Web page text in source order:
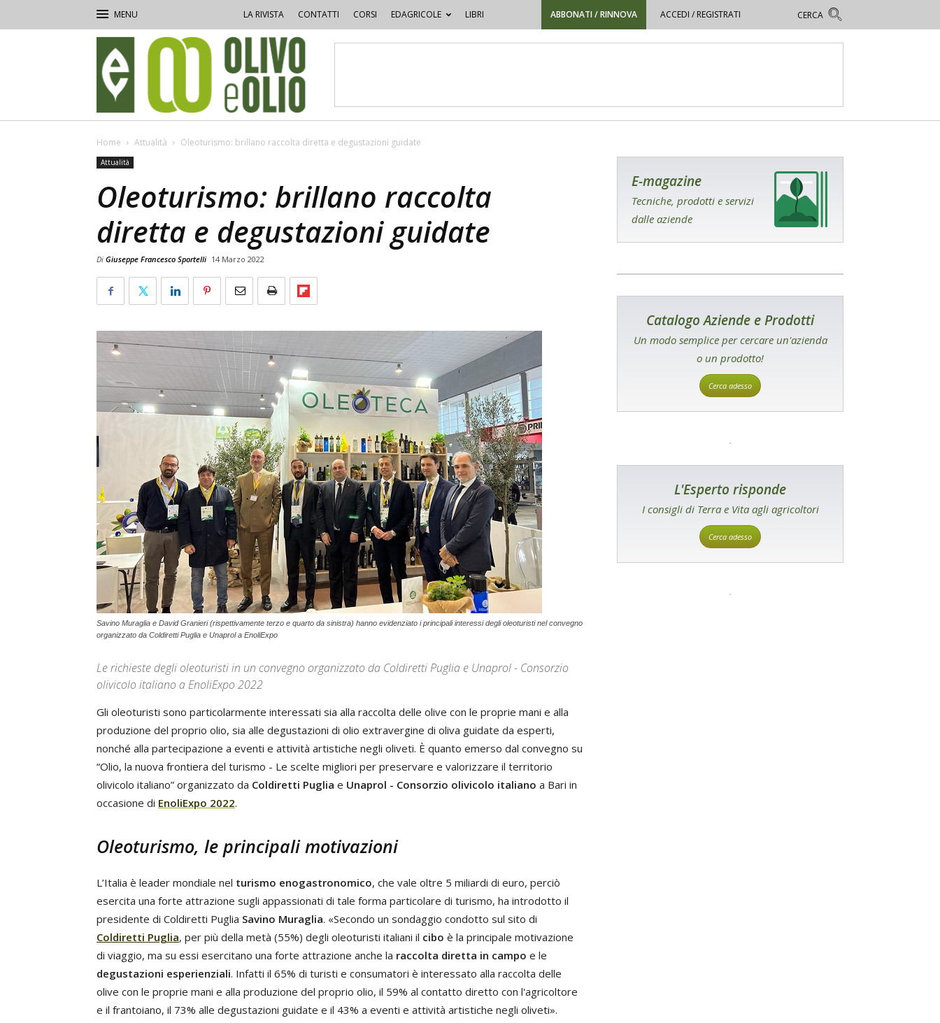
LA RIVISTA CONTATTI CORSI EDAGRICOLE LIBRI ABBONATI / RINNOVA ACCEDI / REGISTRATI
e
Olio
Home Attualità Oleoturismo: brillano raccolta diretta e degustazioni guidate
Attualità
Oleoturismo: brillano raccolta
diretta e degustazioni guidate
Di Giuseppe Francesco Sportelli 14 Marzo 2022
Savino Muraglia e David Granieri (rispettivamente terzo e quarto da sinistra) hanno evidenziato i principali interessi degli oleoturisti nel convegno
organizzato da Coldiretti Puglia e Unaprol a EnoliExpo
Le richieste degli oleoturisti in un convegno organizzato da Coldiretti Puglia e Unaprol - Consorzio
olivicolo italiano a EnoliExpo 2022
Gli oleoturisti sono particolarmente interessati sia alla raccolta delle olive con le proprie mani e alla
produzione del proprio olio, sia alle degustazioni di olio extravergine di oliva guidate da esperti,
nonché alla partecipazione a eventi e attività artistiche negli oliveti. È quanto emerso dal convegno su
“Olio, la nuova frontiera del turismo - Le scelte migliori per preservare e valorizzare il territorio
olivicolo italiano” organizzato da Coldiretti Puglia e Unaprol - Consorzio olivicolo italiano a Bari in
occasione di EnoliExpo 2022.
Oleoturismo, le principali motivazioni
L’Italia è leader mondiale nel turismo enogastronomico, che vale oltre 5 miliardi di euro, perciò
esercita una forte attrazione sugli appassionati di tale forma particolare di turismo, ha introdotto il
presidente di Coldiretti Puglia Savino Muraglia. «Secondo un sondaggio condotto sul sito di
Coldiretti Puglia, per più della metà (55%) degli oleoturisti italiani il cibo è la principale motivazione
di viaggio, ma su essi esercitano una forte attrazione anche la raccolta diretta in campo e le
degustazioni esperienziali. Infatti il 65% di turisti e consumatori è interessato alla raccolta delle
olive con le proprie mani e alla produzione del proprio olio, il 59% al contatto diretto con l'agricoltore
e il frantoiano, il 73% alle degustazioni guidate e il 43% a eventi e attività artistiche negli oliveti».
E-magazine
Tecniche, prodotti e servizi
dalle aziende
Catalogo Aziende e Prodotti
Un modo semplice per cercare un'azienda
o un prodotto!
Cerca adesso
L'Esperto risponde
I consigli di Terra e Vita agli agricoltori
Cerca adesso